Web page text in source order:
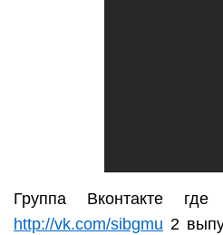
Группа Вконтакте
http://vk.com/sibgmu 2